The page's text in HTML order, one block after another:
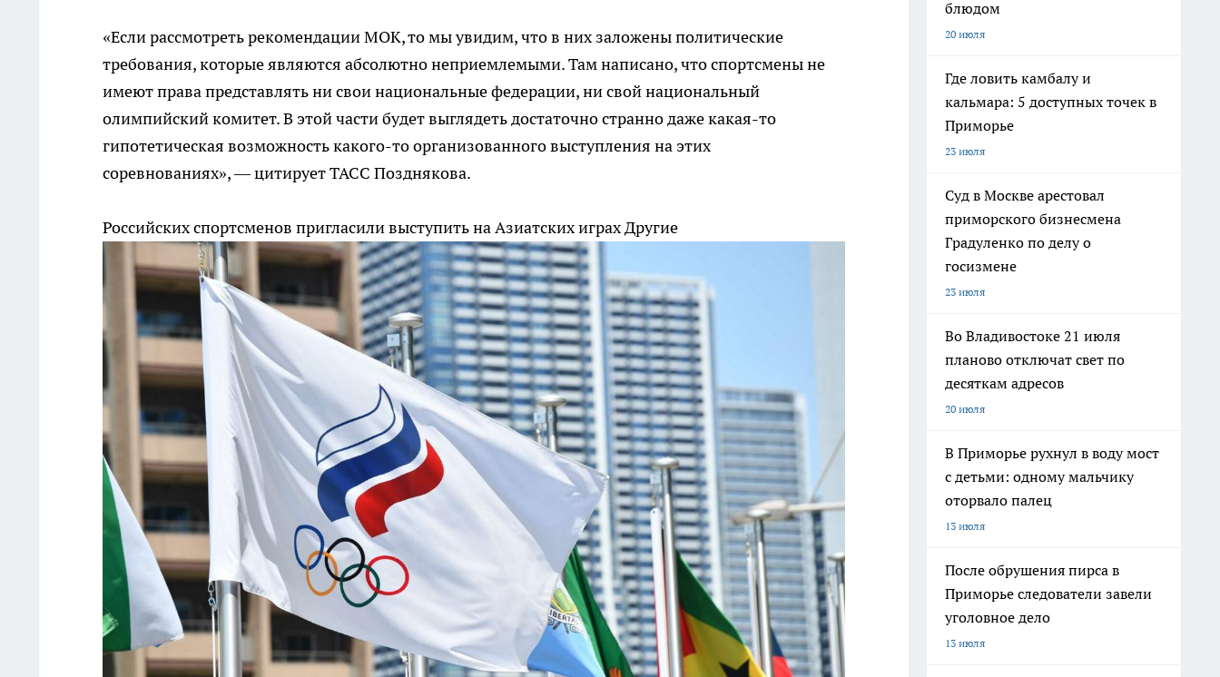
«Если рассмотреть рекомендации МОК, то мы увидим, что в них заложены политические
требования, которые являются абсолютно неприемлемыми. Там написано, что спортсмены не
имеют права представлять ни свои национальные федерации, ни свой национальный
олимпийский комитет. В этой части будет выглядеть достаточно странно даже какая-то
гипотетическая возможность какого-то организованного выступления на этих
соревнованиях», — цитирует ТАСС Позднякова.
Российских спортсменов пригласили выступить на Азиатских играхДругие
блюдом
20 июля
Где ловить камбалу и
кальмара: 5 доступных точек в
Приморье
23 июля
Суд в Москве арестовал
приморского бизнесмена
Градуленко по делу о
госизмене
23 июля
Во Владивостоке 21 июля
планово отключат свет по
десяткам адресов
20 июля
В Приморье рухнул в воду мост
с детьми: одному мальчику
оторвало палец
13 июля
После обрушения пирса в
Приморье следователи завели
уголовное дело
13 июля